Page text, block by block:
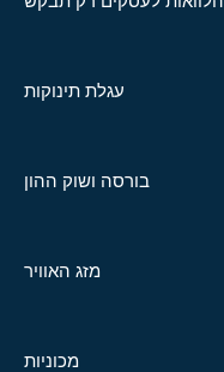
עגלת תינוקות
בורסה ושוק ההון
מזג האוויר
מכוניות